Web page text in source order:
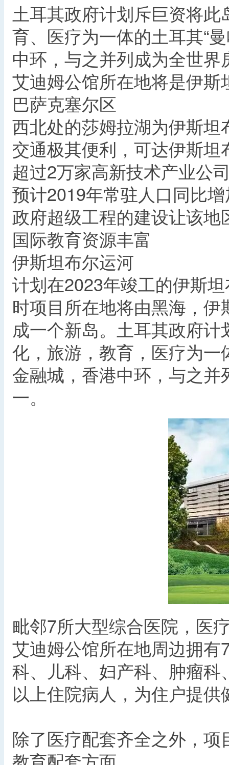
土耳其政府计划斥巨资将
育、医疗为一体的土耳其“
中环，与之并列成为全世
艾迪姆公馆所在地将是伊
巴萨克塞尔区
西北处的莎姆拉湖为伊斯
交通极其便利，可达伊斯
超过2万家高新技术产业公
预计2019年常驻人口同比
政府超级工程的建设让该地
国际教育资源丰富
伊斯坦布尔运河
计划在2023年竣工的伊斯
时项目所在地将由黑海，
成一个新岛。土耳其政府
化，旅游，教育，医疗为一
金融城，香港中环，与之
一。
毗邻7所大型综合医院，医
艾迪姆公馆所在地周边拥
科、儿科、妇产科、肿瘤
以上住院病人，为住户提
除了医疗配套齐全之外，